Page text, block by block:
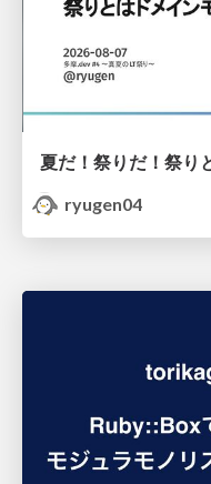
夏だ！祭りだ！祭り
ryugen04